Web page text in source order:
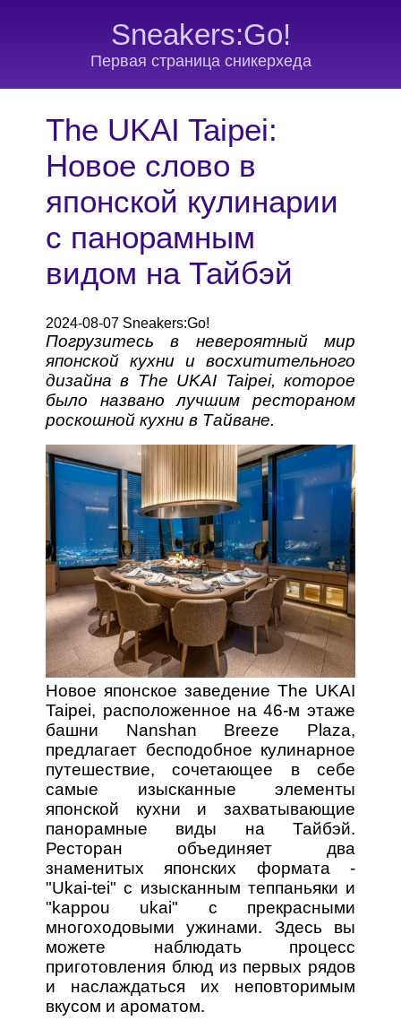
Sneakers:Go!
Первая страница сникерхеда
The UKAI Taipei:
Новое слово в
японской кулинарии
с панорамным
видом на Тайбэй
2024-08-07 Sneakers:Go!
Погрузитесь в невероятный мир
японской кухни и восхитительного
дизайна в The UKAI Taipei, которое
было названо лучшим рестораном
роскошной кухни в Тайване.
Новое японское заведение The UKAI
Taipei, расположенное на 46-м этаже
башни Nanshan Breeze Plaza,
предлагает бесподобное кулинарное
путешествие, сочетающее в себе
самые изысканные элементы
японской кухни и захватывающие
панорамные виды на Тайбэй.
Ресторан объединяет два
знаменитых японских формата -
"Ukai-tei" с изысканным теппаньяки и
"kappou ukai" с прекрасными
многоходовыми ужинами. Здесь вы
можете наблюдать процесс
приготовления блюд из первых рядов
и наслаждаться их неповторимым
вкусом и ароматом.